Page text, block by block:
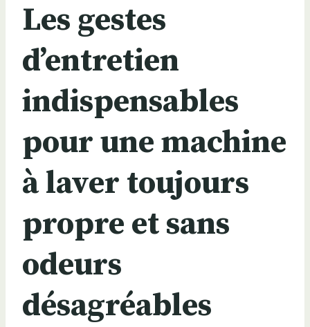
Les gestes
d’entretien
indispensables
pour une machine
à laver toujours
propre et sans
odeurs
désagréables